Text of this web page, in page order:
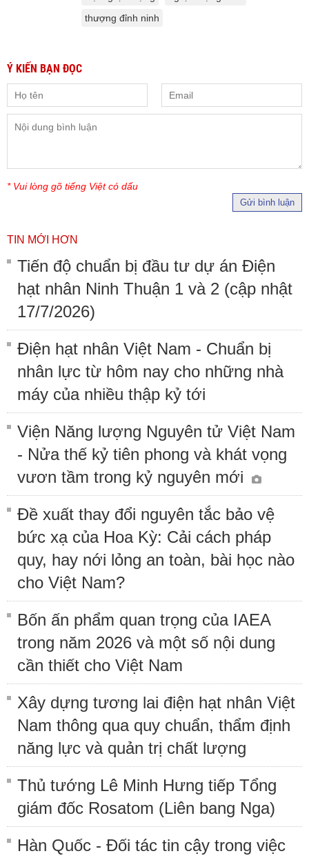
thượng đỉnh ninh
Ý KIẾN BẠN ĐỌC
* Vui lòng gõ tiếng Việt có dấu
Gửi bình luận
TIN MỚI HƠN
Tiến độ chuẩn bị đầu tư dự án Điện
hạt nhân Ninh Thuận 1 và 2 (cập nhật
17/7/2026)
Điện hạt nhân Việt Nam - Chuẩn bị
nhân lực từ hôm nay cho những nhà
máy của nhiều thập kỷ tới
Viện Năng lượng Nguyên tử Việt Nam
- Nửa thế kỷ tiên phong và khát vọng
vươn tầm trong kỷ nguyên mới
Đề xuất thay đổi nguyên tắc bảo vệ
bức xạ của Hoa Kỳ: Cải cách pháp
quy, hay nới lỏng an toàn, bài học nào
cho Việt Nam?
Bốn ấn phẩm quan trọng của IAEA
trong năm 2026 và một số nội dung
cần thiết cho Việt Nam
Xây dựng tương lai điện hạt nhân Việt
Nam thông qua quy chuẩn, thẩm định
năng lực và quản trị chất lượng
Thủ tướng Lê Minh Hưng tiếp Tổng
giám đốc Rosatom (Liên bang Nga)
Hàn Quốc - Đối tác tin cậy trong việc